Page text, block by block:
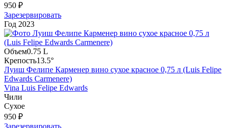
950 ₽
Зарезервировать
Год 2023
Объем0.75 L
Крепость13.5°
Луиш Фелипе Карменер вино сухое красное 0,75 л (Luis Felipe
Edwards Carmenere)
Vina Luis Felipe Edwards
Чили
Сухое
950 ₽